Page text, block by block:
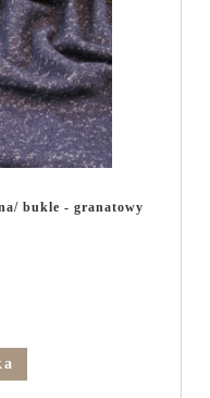
bukle - granatowy